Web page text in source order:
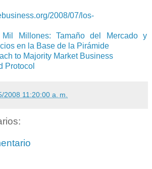
2008/07/los-
Millones: Tamaño del Mercado y
en la Base de la Pirámide
to Majority Market Business
Protocol
2008 11:20:00 a. m.